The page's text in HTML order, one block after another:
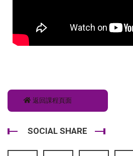
返回課程頁面
SOCIAL SHARE